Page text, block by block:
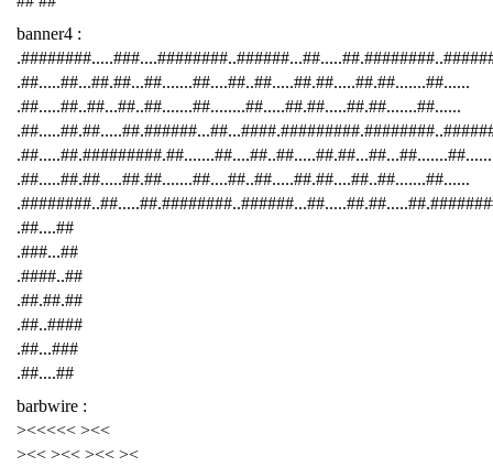
banner4 :
.##.....##...##.##...##.......##....##..##.....##.##.....##.##.......##......
.##.....##..##...##..##.......##........##.....##.##.....##.##.......##......
.##.....##.#########.##.......##....##..##.....##.##...##...##.......##......
.##.....##.##.....##.##.......##....##..##.....##.##....##..##.......##......
.##....##
.###...##
.####..##
.##.##.##
.##..####
.##...###
.##....##
barbwire :
><<<<< ><<
><< ><< ><< ><